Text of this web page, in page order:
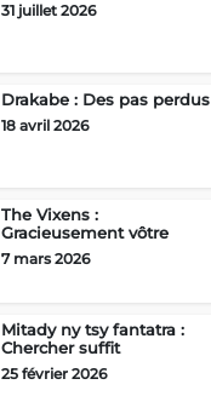
31 juillet 2026
Drakabe : Des pas perdus
18 avril 2026
The Vixens :
Gracieusement vôtre
7 mars 2026
Mitady ny tsy fantatra :
Chercher suffit
25 février 2026